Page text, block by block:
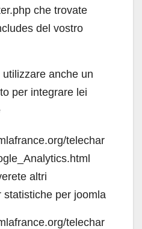
che trovate
del vostro
anche un
per integrare lei
telechar
altri
statistiche per joomla
telechar